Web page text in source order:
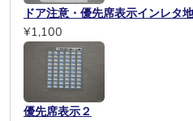
ドア注意・優先席表示インレタ
¥1,100
優先席表示２